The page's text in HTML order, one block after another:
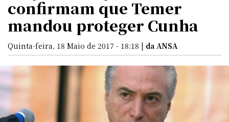
confirmam que Temer
mandou proteger Cunha
Quinta-feira, 18 Maio de 2017 - 18:18 | da ANSA